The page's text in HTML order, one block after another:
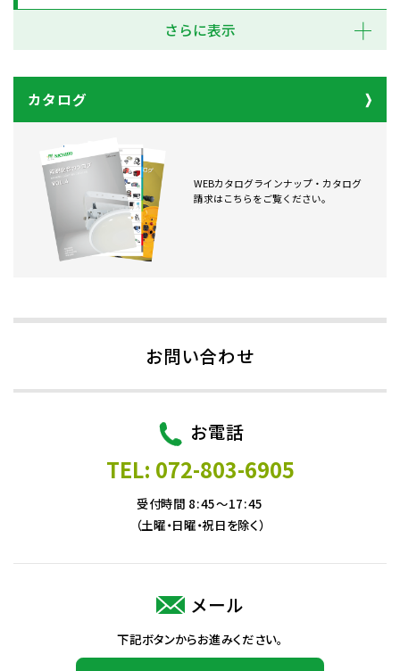
さらに表示
カタログ
WEBカタログラインナップ・カタログ
請求はこちらをご覧ください。
お問い合わせ
お電話
TEL: 072-803-6905
受付時間 8:45～17:45
（土曜・日曜・祝日を除く）
メール
下記ボタンからお進みください。